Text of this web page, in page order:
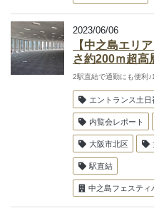
2023/06/06
【中之島エリ
さ約200ｍ超高
2駅直結で通勤にも便利
エントランス土日
内覧会レポート
大阪市北区
駅直結
中之島フェスティ